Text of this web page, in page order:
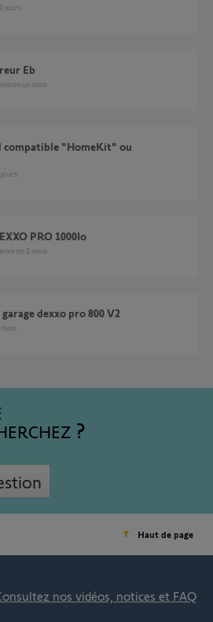
jours
Eb
un mois
jours
PRO 1000Io
environ 2 mois
dexxo pro 800 V2
mois
Haut de page
nos vidéos, notices et FAQ